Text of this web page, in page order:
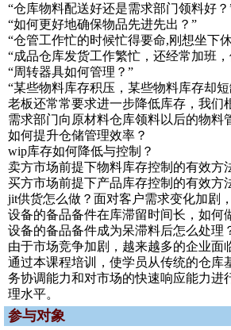
“仓库物料配送好还是需求部门领料好？
“如何更好地确保物品先进先出？”
“仓管工作忙的时候忙得要命,刚想坐
“成品仓库发货工作繁忙，还经常加班
“周转器具如何管理？”
“某些物料库存积压，某些物料库存却
老板还常常要求进一步降低库存，我们
需求部门向原材料仓库领料以后的物料
如何提升仓储管理效率？
wip库存如何降低与控制？
卖方市场前提下物料库存控制的有效方
买方市场前提下产品库存控制的有效方
jit供货怎么做？面对客户需求变化加剧
设备的备品备件在库滞留时间长，如何
设备的备品备件成为呆滞料后怎么处理
由于市场竞争加剧，越来越多的企业面
通过本课程培训，使学员从传统的仓库
务协调能力和对市场的快速响应能力进
理水平。
参与对象